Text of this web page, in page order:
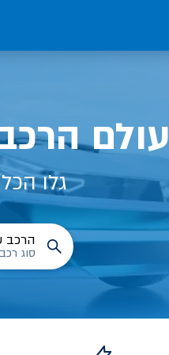
עולם
גלו
הרכב
סוג